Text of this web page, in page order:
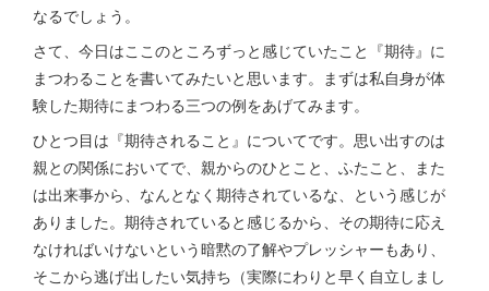
なるでしょう。
さて、今日はここのところずっと感じていたこと『期待』に
まつわることを書いてみたいと思います。まずは私自身が体
験した期待にまつわる三つの例をあげてみます。
ひとつ目は『期待されること』についてです。思い出すのは
親との関係においてで、親からのひとこと、ふたこと、また
は出来事から、なんとなく期待されているな、という感じが
ありました。期待されていると感じるから、その期待に応え
なければいけないという暗黙の了解やプレッシャーもあり、
そこから逃げ出したい気持ち（実際にわりと早く自立しまし